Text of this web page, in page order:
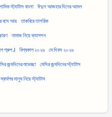
স্ট্যাটাস বাংলা ঈদুল আজহার দিনের আমল
বসে আয় তাকবিরে তাশরিক
নামাজ নিয়ে ক্যাপশন
গ্রুপ J বিশ্বকাপ ২০২৬ মে দিবস ২০২৬
জন্মদিনের শুভেচ্ছা মেসির জন্মদিনের স্ট্যাটাস
স্বার্থপর মানুষ নিয়ে স্ট্যাটাস